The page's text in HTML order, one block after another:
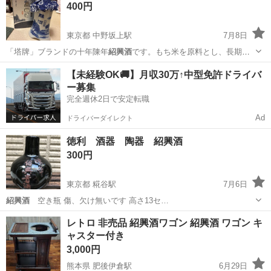
400円
東京都 中野坂上駅
7月8日
「塔牌」ブランドの十年陳年紹興酒です。もち米を原料とし、長期間
熟成され…
東京 新宿区 中野坂上駅 フィギュア
【未経験OK🚚】月収30万↑中型免許ドライバ
ー募集
完全週休2日で安定転職
ドライバーダイレクト Ad
徳利 酒器 陶器 紹興酒
300円
東京都 糀谷駅
7月6日
紹興酒空き瓶 傷、欠け無いです 高さ13セ…
東京 大田区 糀谷駅 その他 紹興酒
レトロ 非売品 紹興酒ワゴン 紹興酒 ワゴン キ
ャスター付き
3,000円
熊本県 肥後伊倉駅 6月29日